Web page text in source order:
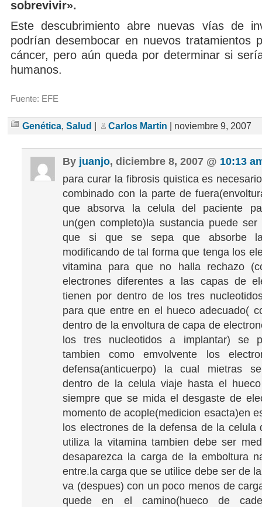
sobrevivir».
Este descubrimiento abre nuevas vías de
podrían desembocar en nuevos tratamientos
cáncer, pero aún queda por determinar si
humanos.
Fuente: EFE
Genética, Salud Carlos Martin | noviembre 9, 2007
By juanjo, diciembre 8, 2007 @ 10:13
para curar la fibrosis quistica es
combinado con la parte de
que absorva la celula del paciente
un(gen completo)la sustancia puede
que si que se sepa que absorbe la
modificando de tal forma que tenga los
vitamina para que no halla rechazo
electrones diferentes a las capas de
tienen por dentro de los tres
para que entre en el hueco adecuado(
dentro de la envoltura de capa de
los tres nucleotidos a implantar) se
tambien como emvolvente los
defensa(anticuerpo) la cual mietras
dentro de la celula viaje hasta el
siempre que se mida el desgaste de
momento de acople(medicion esacta)en
los electrones de la defensa de la celula
utiliza la vitamina tambien debe ser
desaparezca la carga de la emboltura
entre.la carga que se utilice debe ser de
va (despues) con un poco menos de
quede en el camino(hueco de